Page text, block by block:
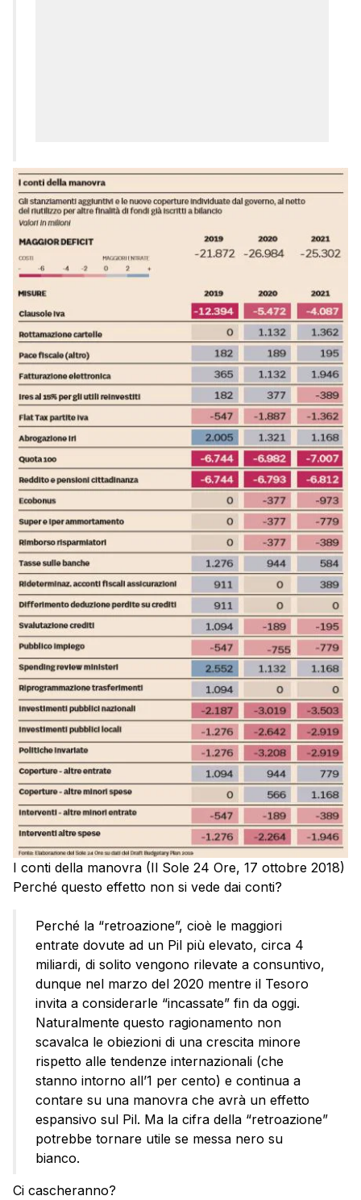
I conti della manovra (Il Sole 24 Ore, 17 ottobre 2018)
Perché questo effetto non si vede dai conti?
Perché la “retroazione”, cioè le maggiori
entrate dovute ad un Pil più elevato, circa 4
miliardi, di solito vengono rilevate a consuntivo,
dunque nel marzo del 2020 mentre il Tesoro
invita a considerarle “incassate” fin da oggi.
Naturalmente questo ragionamento non
scavalca le obiezioni di una crescita minore
rispetto alle tendenze internazionali (che
stanno intorno all’1 per cento) e continua a
contare su una manovra che avrà un effetto
espansivo sul Pil. Ma la cifra della “retroazione”
potrebbe tornare utile se messa nero su
bianco.
Ci cascheranno?